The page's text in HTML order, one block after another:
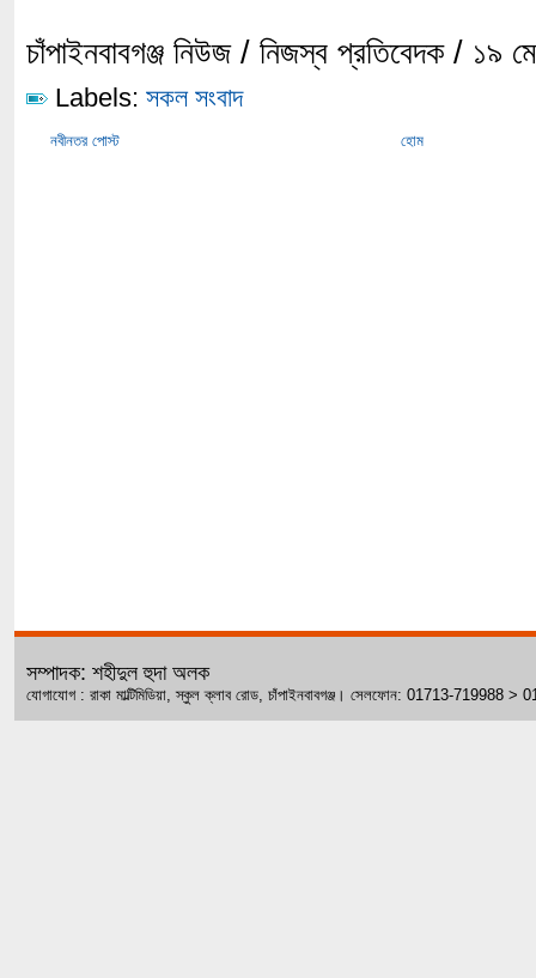
চাঁপাইনবাবগঞ্জ নিউজ / নিজস্ব প্রতিবেদক / ১৯
Labels: সকল সংবাদ
নবীনতর পোস্ট হোম
সম্পাদক: শহীদুল হুদা অলক
যোগাযোগ : রাকা মাল্টিমিডিয়া, স্কুল ক্লাব রোড, চাঁপাইনবাবগঞ্জ। সেলফোন: 01713-